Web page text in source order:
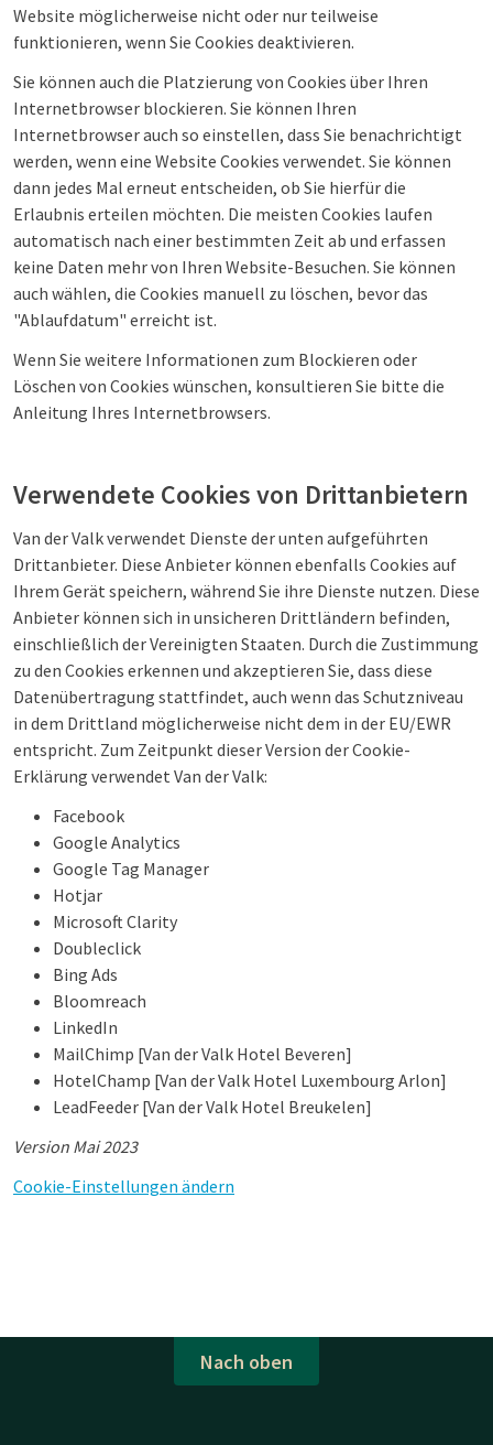
Website möglicherweise nicht oder nur teilweise
funktionieren, wenn Sie Cookies deaktivieren.
Sie können auch die Platzierung von Cookies über Ihren
Internetbrowser blockieren. Sie können Ihren
Internetbrowser auch so einstellen, dass Sie benachrichtigt
werden, wenn eine Website Cookies verwendet. Sie können
dann jedes Mal erneut entscheiden, ob Sie hierfür die
Erlaubnis erteilen möchten. Die meisten Cookies laufen
automatisch nach einer bestimmten Zeit ab und erfassen
keine Daten mehr von Ihren Website-Besuchen. Sie können
auch wählen, die Cookies manuell zu löschen, bevor das
"Ablaufdatum" erreicht ist.
Wenn Sie weitere Informationen zum Blockieren oder
Löschen von Cookies wünschen, konsultieren Sie bitte die
Anleitung Ihres Internetbrowsers.
Verwendete Cookies von Drittanbietern
Van der Valk verwendet Dienste der unten aufgeführten
Drittanbieter. Diese Anbieter können ebenfalls Cookies auf
Ihrem Gerät speichern, während Sie ihre Dienste nutzen. Diese
Anbieter können sich in unsicheren Drittländern befinden,
einschließlich der Vereinigten Staaten. Durch die Zustimmung
zu den Cookies erkennen und akzeptieren Sie, dass diese
Datenübertragung stattfindet, auch wenn das Schutzniveau
in dem Drittland möglicherweise nicht dem in der EU/EWR
entspricht. Zum Zeitpunkt dieser Version der Cookie-
Erklärung verwendet Van der Valk:
Facebook
Google Analytics
Google Tag Manager
Hotjar
Microsoft Clarity
Doubleclick
Bing Ads
Bloomreach
LinkedIn
MailChimp [Van der Valk Hotel Beveren]
HotelChamp [Van der Valk Hotel Luxembourg Arlon]
LeadFeeder [Van der Valk Hotel Breukelen]
Version Mai 2023
Cookie-Einstellungen ändern
Nach oben